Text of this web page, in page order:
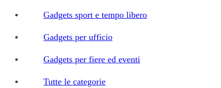
Gadgets sport e tempo libero
Gadgets per ufficio
Gadgets per fiere ed eventi
Tutte le categorie